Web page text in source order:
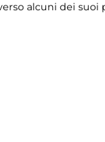
alcuni dei